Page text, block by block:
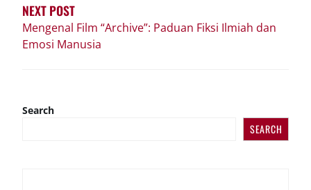
NEXT POST
Mengenal Film “Archive”: Paduan Fiksi Ilmiah dan
Emosi Manusia
Search
SEARCH